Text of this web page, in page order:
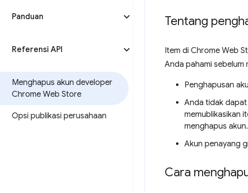
Panduan
Referensi API
Menghapus akun developer
Chrome Web Store
Opsi publikasi perusahaan
Tentang
Item di Chrome Web
Anda pahami sebelum
Penghapusan
Anda tidak dapat
memublikasikan
menghapus akun.
Akun penayang
Cara